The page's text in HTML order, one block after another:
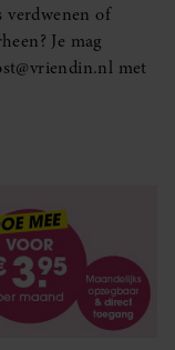
verdwenen of
Je mag
met